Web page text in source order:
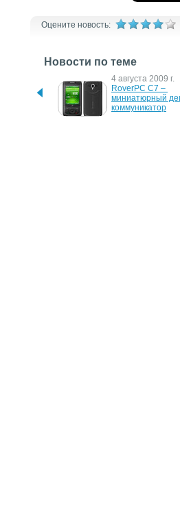
Оцените новость:
Новости по теме
4 августа 2009 г.
RoverPC C7 –
миниатюрный
коммуникатор